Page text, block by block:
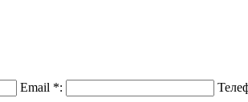
Email *: